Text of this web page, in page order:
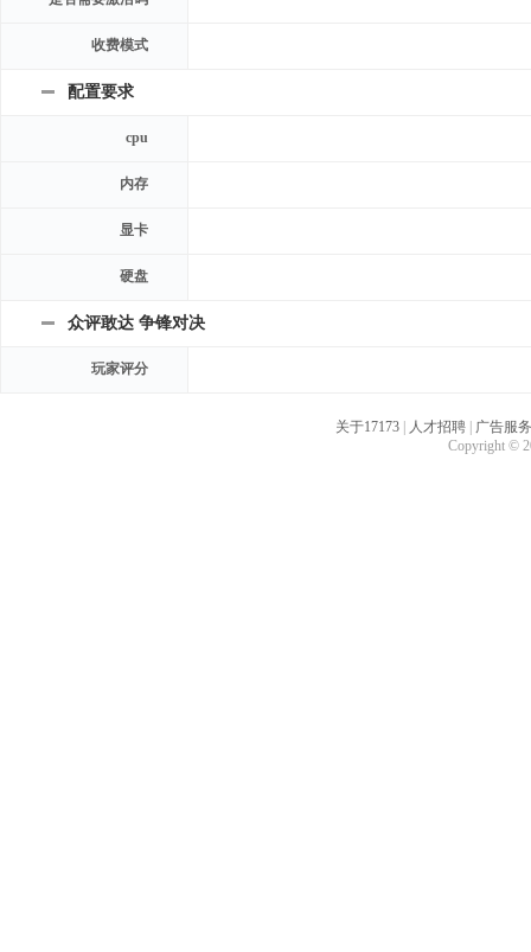
收费模式
配置要求
cpu
内存
显卡
硬盘
众评敢达 争锋对决
玩家评分
关于17173 人才招聘
广告服务
Copyright ©